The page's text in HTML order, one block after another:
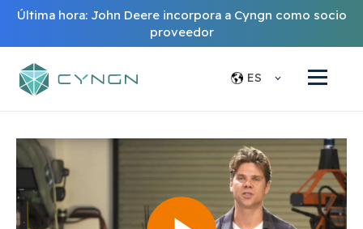
Última hora: John Deere incorpora a Cyngn como socio
proveedor
ES